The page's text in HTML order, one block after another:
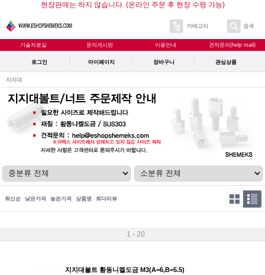
현장판매는 하지 않습니다. (온라인 주문 후 현장 수령 가능)
카테고리 검색
기술자료실 문의게시판 이용안내 견적문의(help mail)
로그인 마이페이지 장바구니 관심상품
지지대
최신순 낮은가격 높은가격 상품명 최다리뷰
1 - 20
지지대볼트 황동니켈도금 M3(A=6,B=5.5)